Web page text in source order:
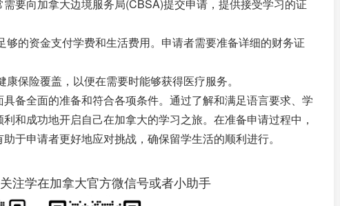
要向加拿大边境服务局(CBSA)提交申请，提供接受学习的证
的资金支付学费和生活费用。申请者需要准备详细的财务证
保险覆盖，以便在需要时能够获得医疗服务。
全面的准备和符合各项条件。通过了解和满足语言要求、学
和成功地开启自己在加拿大的学习之旅。在准备申请过程中，
于申请者更好地应对挑战，确保留学生活的顺利进行。
注学在加拿大官方微信号或者小助手